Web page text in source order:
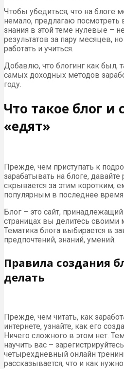
Чтобы убедиться, что на блоге
немало, предлагаю посмотреть
знания в этой теме нулевые –
результатов за пару месяцев,
работать и учиться.
Добавлю, что блогинг как был,
самых доходных методов
году.
Что такое блог и
«едят»
Прежде, чем приступать к
зарабатывать на блоге,
скрывается за этим коротким,
популярным в последнее
Блог – это сайт,
страницах вы делитесь
Тематика блога выбирается в
предпочтений, знаний, умений.
Правила создания
делать
Прежде, чем читать, как
интернете, узнайте, как его
Ничего сложного в этом нет.
научить вас –
четырехдневный онлайн
рассказывается, что и как